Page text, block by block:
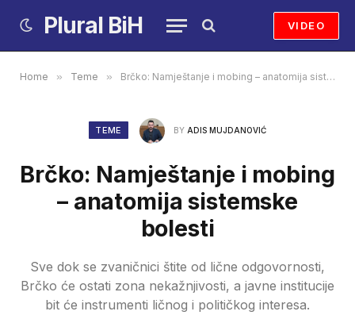
Plural BiH VIDEO
Home » Teme » Brčko: Namještanje i mobing – anatomija sistemske bolesti
TEME BY ADIS MUJDANOVIĆ
Brčko: Namještanje i mobing
– anatomija sistemske
bolesti
Sve dok se zvaničnici štite od lične odgovornosti,
Brčko će ostati zona nekažnjivosti, a javne institucije
bit će instrumenti ličnog i političkog interesa.